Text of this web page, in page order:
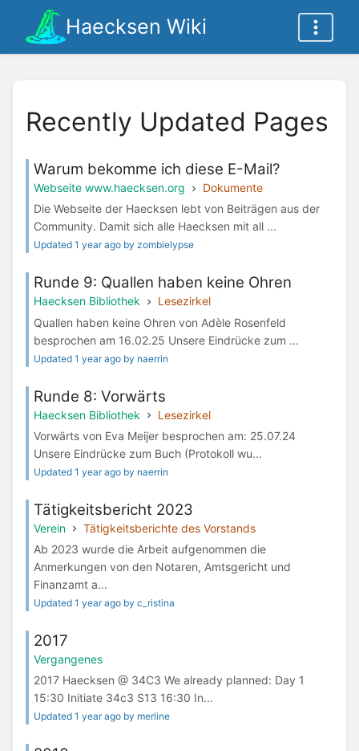
Haecksen Wiki
Recently Updated Pages
Warum bekomme ich diese E-Mail?
Webseite www.haecksen.org
Dokumente
Die Webseite der Haecksen lebt von Beiträgen aus der
Community. Damit sich alle Haecksen mit all ...
Updated 1 year ago by zombielypse
Runde 9: Quallen haben keine Ohren
Haecksen Bibliothek
Lesezirkel
Quallen haben keine Ohren von Adèle Rosenfeld
besprochen am 16.02.25 Unsere Eindrücke zum ...
Updated 1 year ago by naerrin
Runde 8: Vorwärts
Haecksen Bibliothek
Lesezirkel
Vorwärts von Eva Meijer besprochen am: 25.07.24
Unsere Eindrücke zum Buch (Protokoll wu...
Updated 1 year ago by naerrin
Tätigkeitsbericht 2023
Verein
Tätigkeitsberichte des Vorstands
Ab 2023 wurde die Arbeit aufgenommen die
Anmerkungen von den Notaren, Amtsgericht und
Finanzamt a...
Updated 1 year ago by c_ristina
2017
Vergangenes
2017 Haecksen @ 34C3 We already planned: Day 1
15:30 Initiate 34c3 S13 16:30 In...
Updated 1 year ago by merline